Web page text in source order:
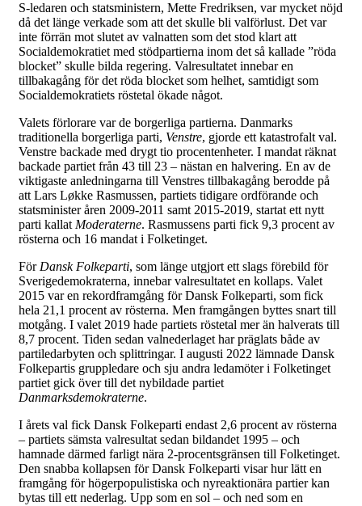
S-ledaren och statsministern, Mette Fredriksen, var mycket nöjd
då det länge verkade som att det skulle bli valförlust. Det var
inte förrän mot slutet av valnatten som det stod klart att
Socialdemokratiet med stödpartierna inom det så kallade ”röda
blocket” skulle bilda regering. Valresultatet innebar en
tillbakagång för det röda blocket som helhet, samtidigt som
Socialdemokratiets röstetal ökade något.
Valets förlorare var de borgerliga partierna. Danmarks
traditionella borgerliga parti, Venstre, gjorde ett katastrofalt val.
Venstre backade med drygt tio procentenheter. I mandat räknat
backade partiet från 43 till 23 – nästan en halvering. En av de
viktigaste anledningarna till Venstres tillbakagång berodde på
att Lars Løkke Rasmussen, partiets tidigare ordförande och
statsminister åren 2009-2011 samt 2015-2019, startat ett nytt
parti kallat Moderaterne. Rasmussens parti fick 9,3 procent av
rösterna och 16 mandat i Folketinget.
För Dansk Folkeparti, som länge utgjort ett slags förebild för
Sverigedemokraterna, innebar valresultatet en kollaps. Valet
2015 var en rekordframgång för Dansk Folkeparti, som fick
hela 21,1 procent av rösterna. Men framgången byttes snart till
motgång. I valet 2019 hade partiets röstetal mer än halverats till
8,7 procent. Tiden sedan valnederlaget har präglats både av
partiledarbyten och splittringar. I augusti 2022 lämnade Dansk
Folkepartis gruppledare och sju andra ledamöter i Folketinget
partiet gick över till det nybildade partiet
Danmarksdemokraterne.
I årets val fick Dansk Folkeparti endast 2,6 procent av rösterna
– partiets sämsta valresultat sedan bildandet 1995 – och
hamnade därmed farligt nära 2-procentsgränsen till Folketinget.
Den snabba kollapsen för Dansk Folkeparti visar hur lätt en
framgång för högerpopulistiska och nyreaktionära partier kan
bytas till ett nederlag. Upp som en sol – och ned som en